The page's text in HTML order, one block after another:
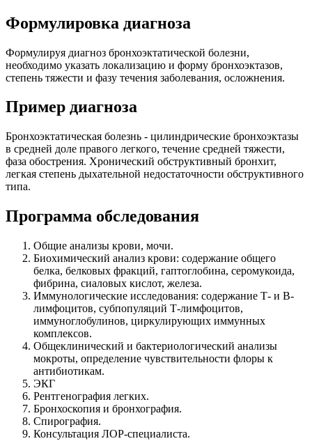
Формулировка диагноза
Формулируя диагноз бронхоэктатической болезни,
необходимо указать локализацию и форму бронхоэктазов,
степень тяжести и фазу течения заболевания, осложнения.
Пример диагноза
Бронхоэктатическая болезнь - цилиндрические бронхоэктазы
в средней доле правого легкого, течение средней тяжести,
фаза обострения. Хронический обструктивный бронхит,
легкая степень дыхательной недостаточности обструктивного
типа.
Программа обследования
Общие анализы крови, мочи.
Биохимический анализ крови: содержание общего
белка, белковых фракций, гаптоглобина, серомукоида,
фибрина, сиаловых кислот, железа.
Иммунологические исследования: содержание Т- и В-
лимфоцитов, субпопуляций Т-лимфоцитов,
иммуноглобулинов, циркулирующих иммунных
комплексов.
Общеклинический и бактериологический анализы
мокроты, определение чувствительности флоры к
антибиотикам.
ЭКГ
Рентгенография легких.
Бронхоскопия и бронхография.
Спирография.
Консультация ЛОР-специалиста.